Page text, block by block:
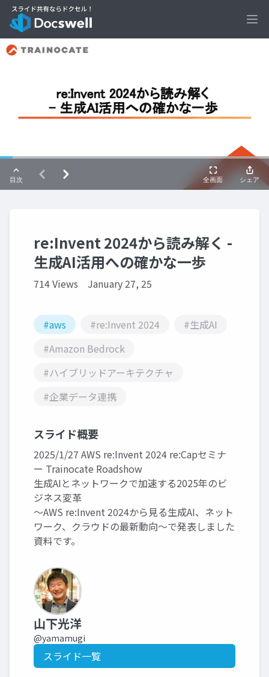
re:Invent 2024から読み解く -
生成AI活用への確かな一歩
714 Views January 27, 25
#aws #re:Invent 2024
#生成AI
#Amazon Bedrock
#ハイブリッドアーキテクチャ
#企業データ連携
スライド概要
2025/1/27 AWS re:Invent 2024 re:Capセミナ
ー Trainocate Roadshow
生成AIとネットワークで加速する2025年のビ
ジネス変革
～AWS re:Invent 2024から見る生成AI、ネット
ワーク、クラウドの最新動向～で発表しました
資料です。
山下光洋
@yamamugi
スライド一覧